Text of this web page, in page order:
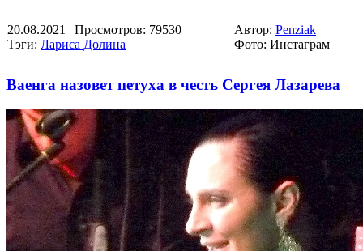
20.08.2021 | Просмотров: 79530
Тэги: Лариса Долина
Автор: Penziak
Фото: Инстаграм
Ваенга назовет петуха в честь Сергея Лазарева